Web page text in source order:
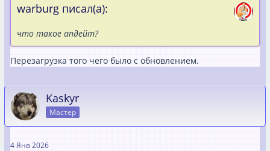
warburg писал(а):
что такое апдейт?
Перезагрузка того чего было с обновлением.
Kaskyr
Мастер
4 Янв 2026